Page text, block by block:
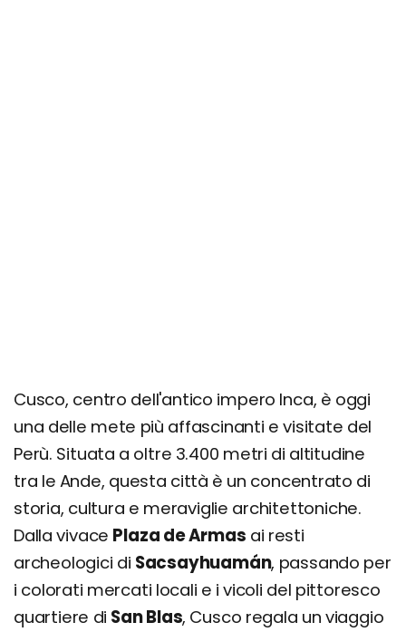
Machu Picchu
Montaña de los 7 colores
Saline di Maras e Terrazze di Moray
Laguna Humantay
Ollantaytambo
Villaggio di Pisac
Escursione ai 7 Laghi di Ausangate
Cusco, centro dell'antico impero Inca, è oggi
una delle mete più affascinanti e visitate del
Perù. Situata a oltre 3.400 metri di altitudine
tra le Ande, questa città è un concentrato di
storia, cultura e meraviglie architettoniche.
Dalla vivace Plaza de Armas ai resti
archeologici di Sacsayhuamán, passando per
i colorati mercati locali e i vicoli del pittoresco
quartiere di San Blas, Cusco regala un viaggio